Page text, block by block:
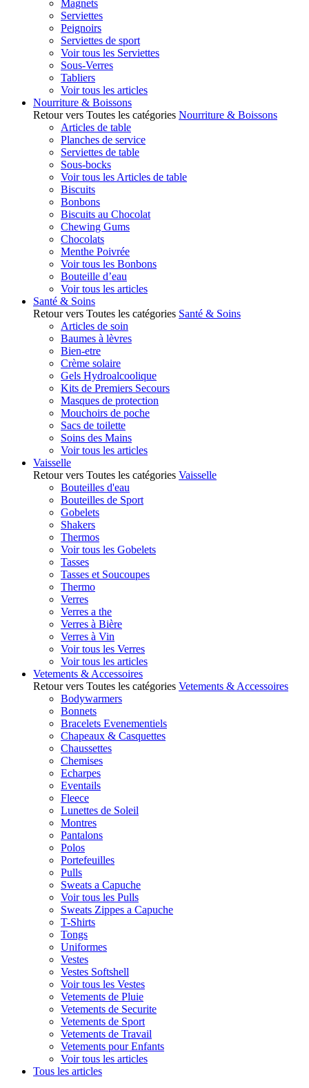
Magnets
Serviettes
Peignoirs
Serviettes de sport
Voir tous les Serviettes
Sous-Verres
Tabliers
Voir tous les articles
Nourriture & Boissons
Retour vers Toutes les catégories Nourriture & Boissons
Articles de table
Planches de service
Serviettes de table
Sous-bocks
Voir tous les Articles de table
Biscuits
Bonbons
Biscuits au Chocolat
Chewing Gums
Chocolats
Menthe Poivrée
Voir tous les Bonbons
Bouteille d’eau
Voir tous les articles
Santé & Soins
Retour vers Toutes les catégories Santé & Soins
Articles de soin
Baumes à lèvres
Bien-etre
Crème solaire
Gels Hydroalcoolique
Kits de Premiers Secours
Masques de protection
Mouchoirs de poche
Sacs de toilette
Soins des Mains
Voir tous les articles
Vaisselle
Retour vers Toutes les catégories Vaisselle
Bouteilles d'eau
Bouteilles de Sport
Gobelets
Shakers
Thermos
Voir tous les Gobelets
Tasses
Tasses et Soucoupes
Thermo
Verres
Verres a the
Verres à Bière
Verres à Vin
Voir tous les Verres
Voir tous les articles
Vetements & Accessoires
Retour vers Toutes les catégories Vetements & Accessoires
Bodywarmers
Bonnets
Bracelets Evenementiels
Chapeaux & Casquettes
Chaussettes
Chemises
Echarpes
Eventails
Fleece
Lunettes de Soleil
Montres
Pantalons
Polos
Portefeuilles
Pulls
Sweats a Capuche
Voir tous les Pulls
Sweats Zippes a Capuche
T-Shirts
Tongs
Uniformes
Vestes
Vestes Softshell
Voir tous les Vestes
Vetements de Pluie
Vetements de Securite
Vetements de Sport
Vetements de Travail
Vetements pour Enfants
Voir tous les articles
Tous les articles